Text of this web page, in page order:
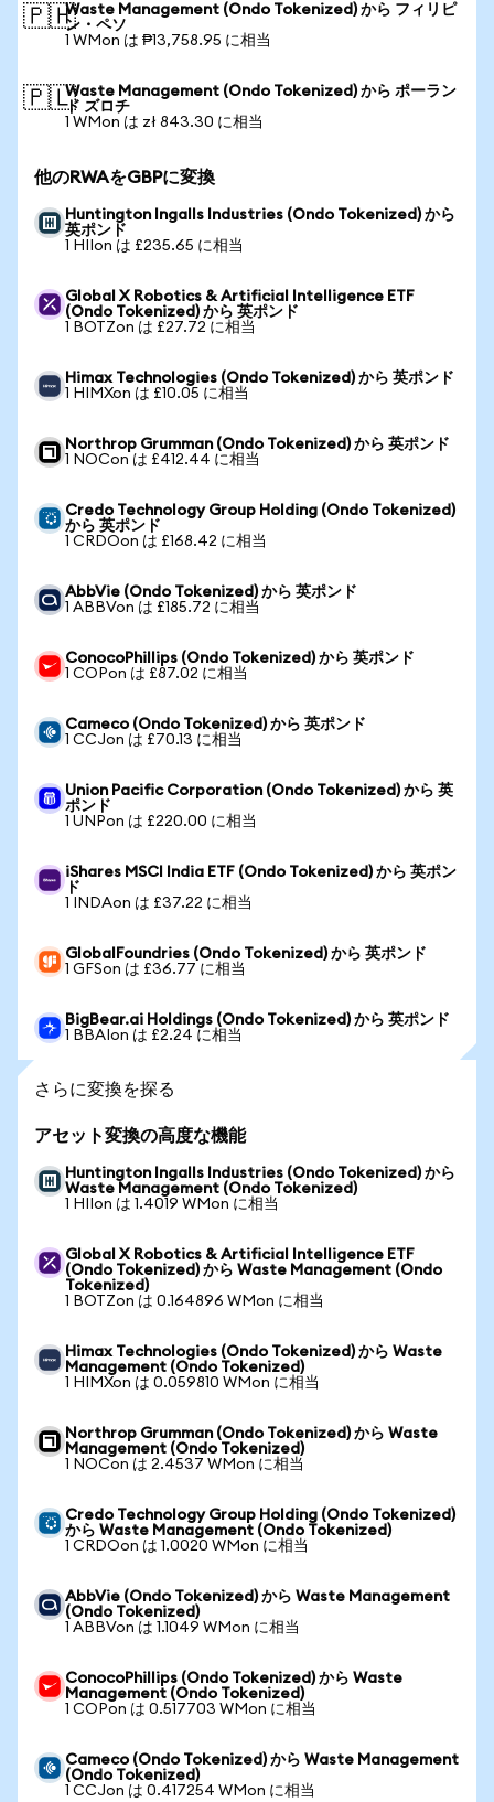
🇵🇭Waste Management (Ondo Tokenized) から フィリピ
ン・ペソ
1 WMon は ₱13,758.95 に相当
🇵🇱Waste Management (Ondo Tokenized) から ポーラン
ド ズロチ
1 WMon は zł 843.30 に相当
他のRWAをGBPに変換
Huntington Ingalls Industries (Ondo Tokenized) から
英ポンド
1 HIIon は £235.65 に相当
Global X Robotics & Artificial Intelligence ETF
(Ondo Tokenized) から 英ポンド
1 BOTZon は £27.72 に相当
Himax Technologies (Ondo Tokenized) から 英ポンド
1 HIMXon は £10.05 に相当
Northrop Grumman (Ondo Tokenized) から 英ポンド
1 NOCon は £412.44 に相当
Credo Technology Group Holding (Ondo Tokenized)
から 英ポンド
1 CRDOon は £168.42 に相当
AbbVie (Ondo Tokenized) から 英ポンド
1 ABBVon は £185.72 に相当
ConocoPhillips (Ondo Tokenized) から 英ポンド
1 COPon は £87.02 に相当
Cameco (Ondo Tokenized) から 英ポンド
1 CCJon は £70.13 に相当
Union Pacific Corporation (Ondo Tokenized) から 英
ポンド
1 UNPon は £220.00 に相当
iShares MSCI India ETF (Ondo Tokenized) から 英ポン
ド
1 INDAon は £37.22 に相当
GlobalFoundries (Ondo Tokenized) から 英ポンド
1 GFSon は £36.77 に相当
BigBear.ai Holdings (Ondo Tokenized) から 英ポンド
1 BBAIon は £2.24 に相当
さらに変換を探る
アセット変換の高度な機能
Huntington Ingalls Industries (Ondo Tokenized) から
Waste Management (Ondo Tokenized)
1 HIIon は 1.4019 WMon に相当
Global X Robotics & Artificial Intelligence ETF
(Ondo Tokenized) から Waste Management (Ondo
Tokenized)
1 BOTZon は 0.164896 WMon に相当
Himax Technologies (Ondo Tokenized) から Waste
Management (Ondo Tokenized)
1 HIMXon は 0.059810 WMon に相当
Northrop Grumman (Ondo Tokenized) から Waste
Management (Ondo Tokenized)
1 NOCon は 2.4537 WMon に相当
Credo Technology Group Holding (Ondo Tokenized)
から Waste Management (Ondo Tokenized)
1 CRDOon は 1.0020 WMon に相当
AbbVie (Ondo Tokenized) から Waste Management
(Ondo Tokenized)
1 ABBVon は 1.1049 WMon に相当
ConocoPhillips (Ondo Tokenized) から Waste
Management (Ondo Tokenized)
1 COPon は 0.517703 WMon に相当
Cameco (Ondo Tokenized) から Waste Management
(Ondo Tokenized)
1 CCJon は 0.417254 WMon に相当